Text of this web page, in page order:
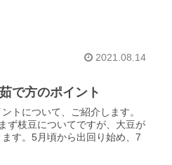
2021.08.14
で方のポイント
トについて、ご紹介します。
ず枝豆についてですが、大豆が
す。5月頃から出回り始め、7